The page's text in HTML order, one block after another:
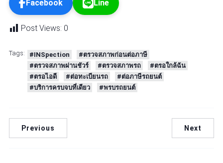
Facebook Line
Post Views: 0
Tags: #INSpection
#ตรวจสภาพก่อนต่อภาษี
#ตรวจสภาพผ่านชัวร์
#ตรวจสภาพรถ
#ตรอใกล้ฉัน
#ตรอไอดี
#ต่อทะเบียนรถ
#ต่อภาษีรถยนต์
#บริการครบจบที่เดียว
#พรบรถยนต์
Previous Next